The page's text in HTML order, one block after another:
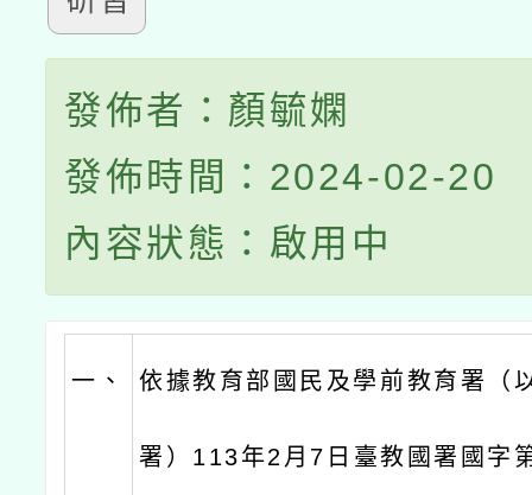
發佈者：顏毓嫻
發佈時間：2024-02-20
內容狀態：啟用中
一、 依據教育部國民及學前教育署（
署）113年2月7日臺教國署國字